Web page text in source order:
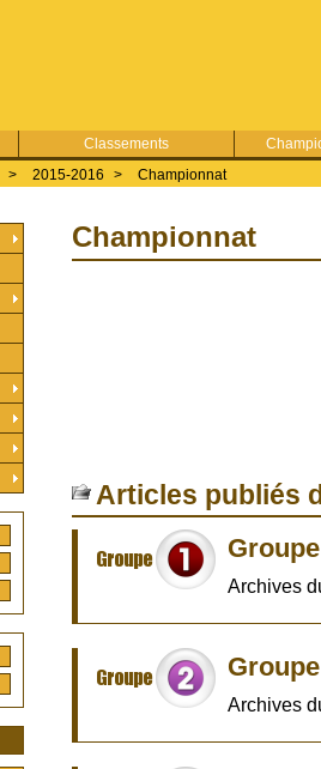
Classements
> 2015-2016 > Championnat
Championnat
Articles publiés
Archives
Archives